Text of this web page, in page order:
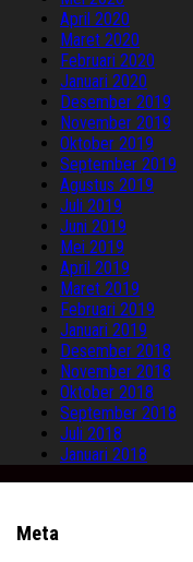
April 2020
Maret 2020
Februari 2020
Januari 2020
Desember 2019
November 2019
Oktober 2019
September 2019
Agustus 2019
Juli 2019
Juni 2019
Mei 2019
April 2019
Maret 2019
Februari 2019
Januari 2019
Desember 2018
November 2018
Oktober 2018
September 2018
Juli 2018
Januari 2018
Meta